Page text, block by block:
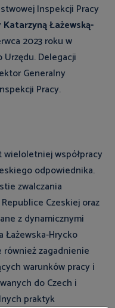
Inspekcji Pracy
Katarzyną Łażewską-
2023 roku w
Delegacji
Generalny
Pracy.
współpracy
odpowiednika.
zwalczania
Czeskiej oraz
z dynamicznymi
Łażewska-Hrycko
również zagadnienie
warunków pracy i
do Czech i
praktyk